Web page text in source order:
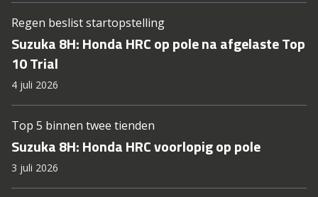
Regen beslist startopstelling
Suzuka 8H: Honda HRC op pole na afgelaste Top
10 Trial
4 juli 2026
Top 5 binnen twee tienden
Suzuka 8H: Honda HRC voorlopig op pole
3 juli 2026